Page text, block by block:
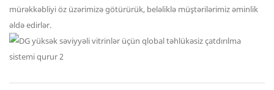
mürəkkəbliyi öz üzərimizə götürürük, beləliklə müştərilərimiz əminlik
əldə edirlər.